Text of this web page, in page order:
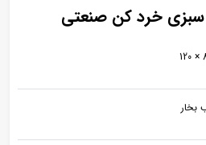
خرد کن صنعتی